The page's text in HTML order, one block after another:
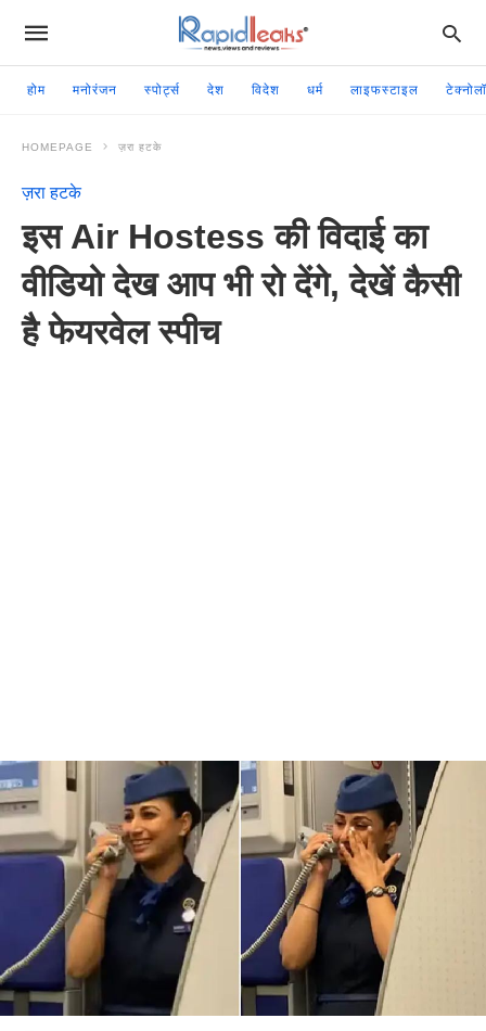
होम मनोरंजन स्पोर्ट्स देश विदेश धर्म लाइफस्टाइल
HOMEPAGE ज़रा हटके
ज़रा हटके
इस Air Hostess की विदाई का
वीडियो देख आप भी रो देंगे, देखें कैसी
है फेयरवेल स्पीच